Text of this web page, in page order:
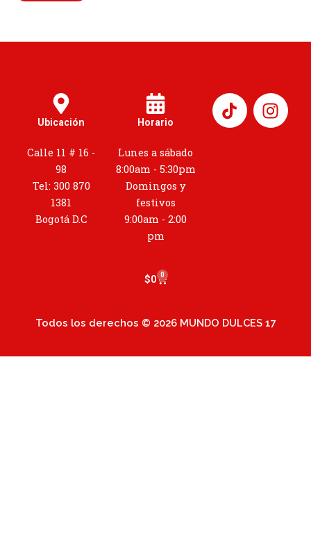
Ubicación
Calle 11 # 16 -
98
Tel: 300 870
1381
Bogotá D.C
Horario
Lunes a sábado
8:00am - 5:30pm
Domingos y
festivos
9:00am - 2:00
pm
I
n
s
$0 0
Cart
Todos los derechos © 2026 MUNDO DULCES 17